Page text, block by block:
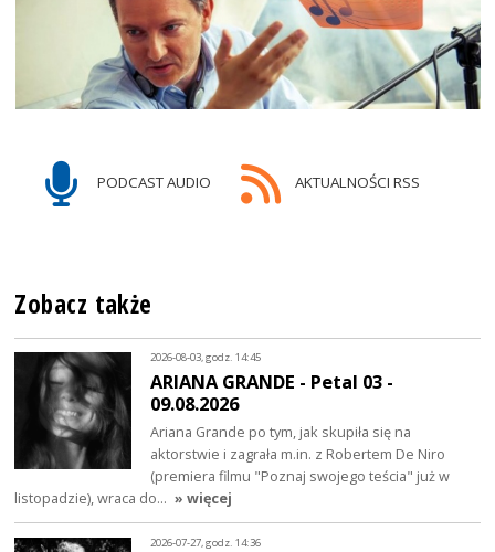
PODCAST AUDIO AKTUALNOŚCI RSS
Zobacz także
2026-08-03, godz. 14:45
ARIANA GRANDE - Petal 03 -
09.08.2026
Ariana Grande po tym, jak skupiła się na
aktorstwie i zagrała m.in. z Robertem De Niro
(premiera filmu "Poznaj swojego teścia" już w
listopadzie), wraca do… » więcej
2026-07-27, godz. 14:36